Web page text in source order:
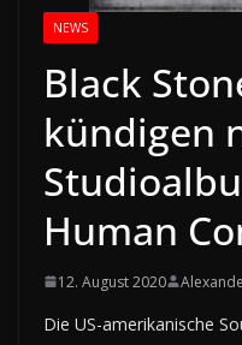
NEWS
Black
kündigen
Human
12. August 2020
Die US-amerikanische